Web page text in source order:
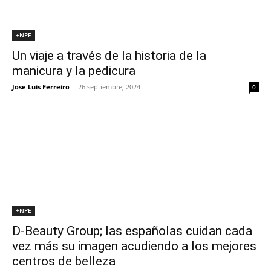
+NPE
Un viaje a través de la historia de la
manicura y la pedicura
Jose Luis Ferreiro - 26 septiembre, 2024 0
+NPE
D-Beauty Group; las españolas cuidan cada
vez más su imagen acudiendo a los mejores
centros de belleza